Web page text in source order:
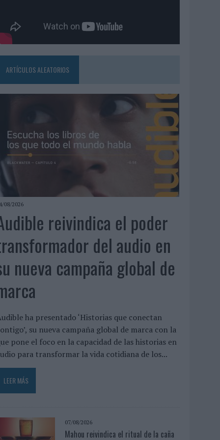
ARTÍCULOS ALEATORIOS
08/2026
reivindica el poder
del audio en
nueva campaña global de
ha presentado ‘Historias que conectan
su nueva campaña global de marca con la
pone el foco en la capacidad de las historias en
para transformar la vida cotidiana de los...
LEER MÁS
07/08/2026
Mahou reivindica el ritual de la caña